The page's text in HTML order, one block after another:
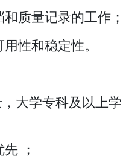
质量记录的工作；
性和稳定性。
大学专科及以上学
；